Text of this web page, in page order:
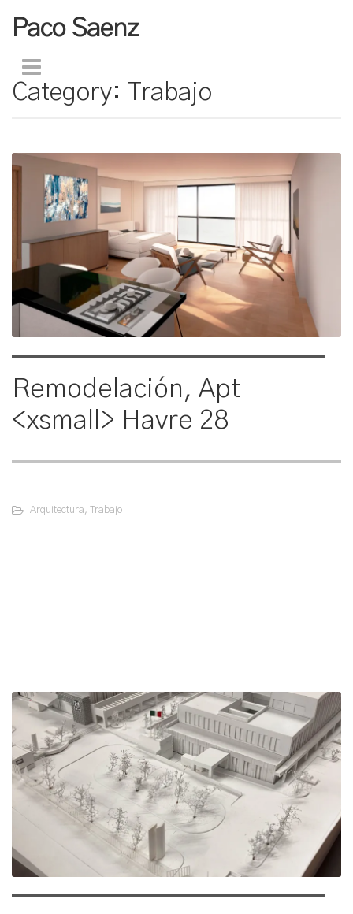
Paco Saenz
Category: Trabajo
Remodelación, Apt
<xsmall> Havre 28
Arquitectura, Trabajo